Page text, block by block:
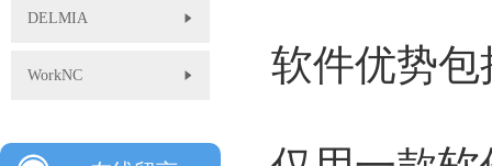
DELMIA
WorkNC 软件优势包